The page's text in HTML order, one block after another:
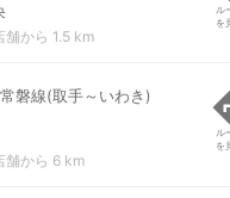
舗から 1.5 km
ル
を
磐線(取手～いわき)
舗から 6 km
ル
を